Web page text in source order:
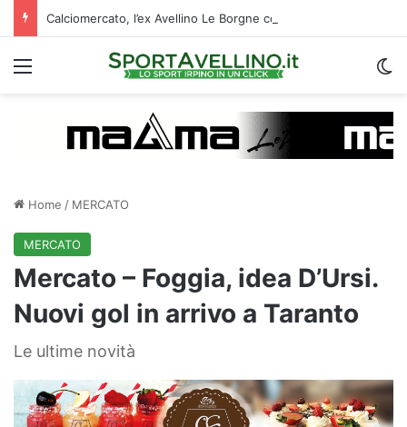
Menu
Home / MERCATO
MERCATO
Mercato – Foggia, idea D’Ursi.
Nuovi gol in arrivo a Taranto
Le ultime novità